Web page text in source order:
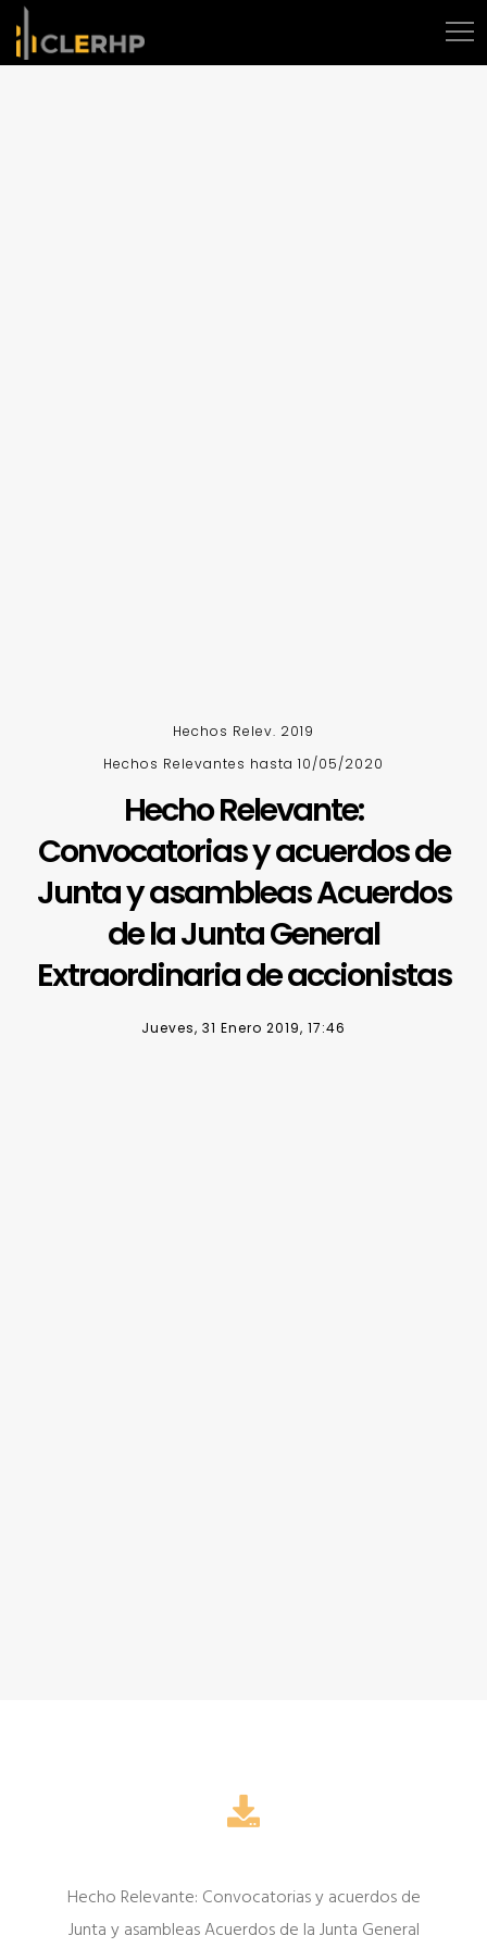
Hechos Relev. 2019
Hechos Relevantes hasta 10/05/2020
Hecho Relevante:
Convocatorias y acuerdos de
Junta y asambleas Acuerdos
de la Junta General
Extraordinaria de accionistas
Jueves, 31 Enero 2019, 17:46
Hecho Relevante: Convocatorias y acuerdos de
Junta y asambleas Acuerdos de la Junta General